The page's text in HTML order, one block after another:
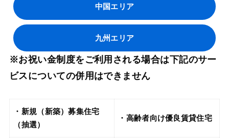
中国エリア
九州エリア
※お祝い金制度をご利用される場合は下記のサー
ビスについての併用はできません
・新規（新築）募集住宅
（抽選）
・高齢者向け優良賃貸住宅